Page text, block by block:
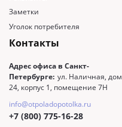
Заметки
Уголок потребителя
Контакты
Адрес офиса в Санкт-
Петербурге: ул. Наличная, дом
24, корпус 1, помещение 7Н
info@otpoladopotolka.ru
+7 (800) 775-16-28